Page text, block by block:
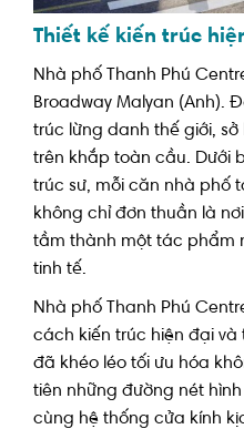
Thiết kế kiến trúc
Nhà phố Thanh Phú
Broadway Malyan (Anh).
trúc lừng danh thế giới,
trên khắp toàn cầu. Dưới
trúc sư, mỗi căn nhà phố
không chỉ đơn thuần là
tầm thành một tác phẩm
tinh tế.
Nhà phố Thanh Phú
cách kiến trúc hiện đại và
đã khéo léo tối ưu hóa
tiên những đường nét
cùng hệ thống cửa kính